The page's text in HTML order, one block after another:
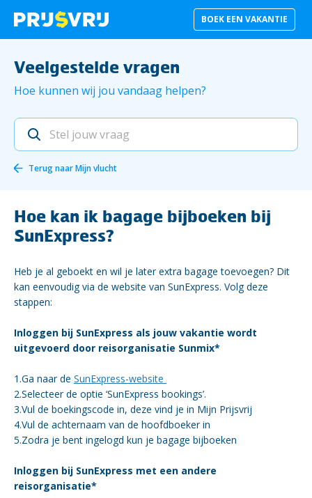
BOEK EEN VAKANTIE
Veelgestelde vragen
Hoe kunnen wij jou vandaag helpen?
Terug naarMijn vlucht
Hoe kan ik bagage bijboeken bij
SunExpress?
Heb je al geboekt en wil je later extra bagage toevoegen? Dit
kan eenvoudig via de website van SunExpress. Volg deze
stappen:
Inloggen bij SunExpress als jouw vakantie wordt
uitgevoerd door reisorganisatie Sunmix*
1.Ga naar de SunExpress-website
2.Selecteer de optie ‘SunExpress bookings’.
3.Vul de boekingscode in, deze vind je in Mijn Prijsvrij
4.Vul de achternaam van de hoofdboeker in
5.Zodra je bent ingelogd kun je bagage bijboeken
Inloggen bij SunExpress met een andere
reisorganisatie*